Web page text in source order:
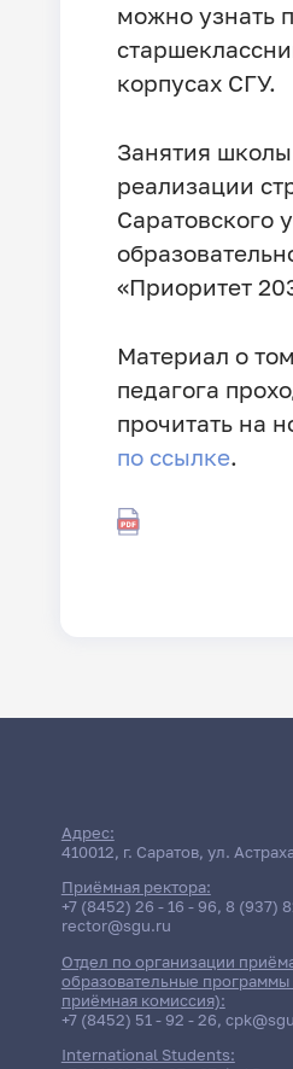
можно узнать
корпусах СГУ.
Занятия
реализации
Саратовского
«Приоритет
Материал о
педагога
прочитать на
по ссылке.
Адрес:
410012, г. Саратов, ул.
Приёмная ректора:
+7 (8452) 26 - 16 - 96, 8 (937)
rector@sgu.ru
Отдел по организации
образовательные
приёмная комиссия):
+7 (8452) 51 - 92 - 26,
International Students: